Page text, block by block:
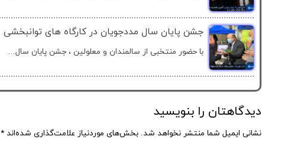
جشن پایان سال مددجویان در کارگاه های توانبخشی
با حضور منتخبی از سالمندان و معلولین ، جشن پایان سال...
دیدگاهتان را بنویسید
نشانی ایمیل شما منتشر نخواهد شد. بخش‌های موردنیاز علامت‌گذاری شده‌اند *